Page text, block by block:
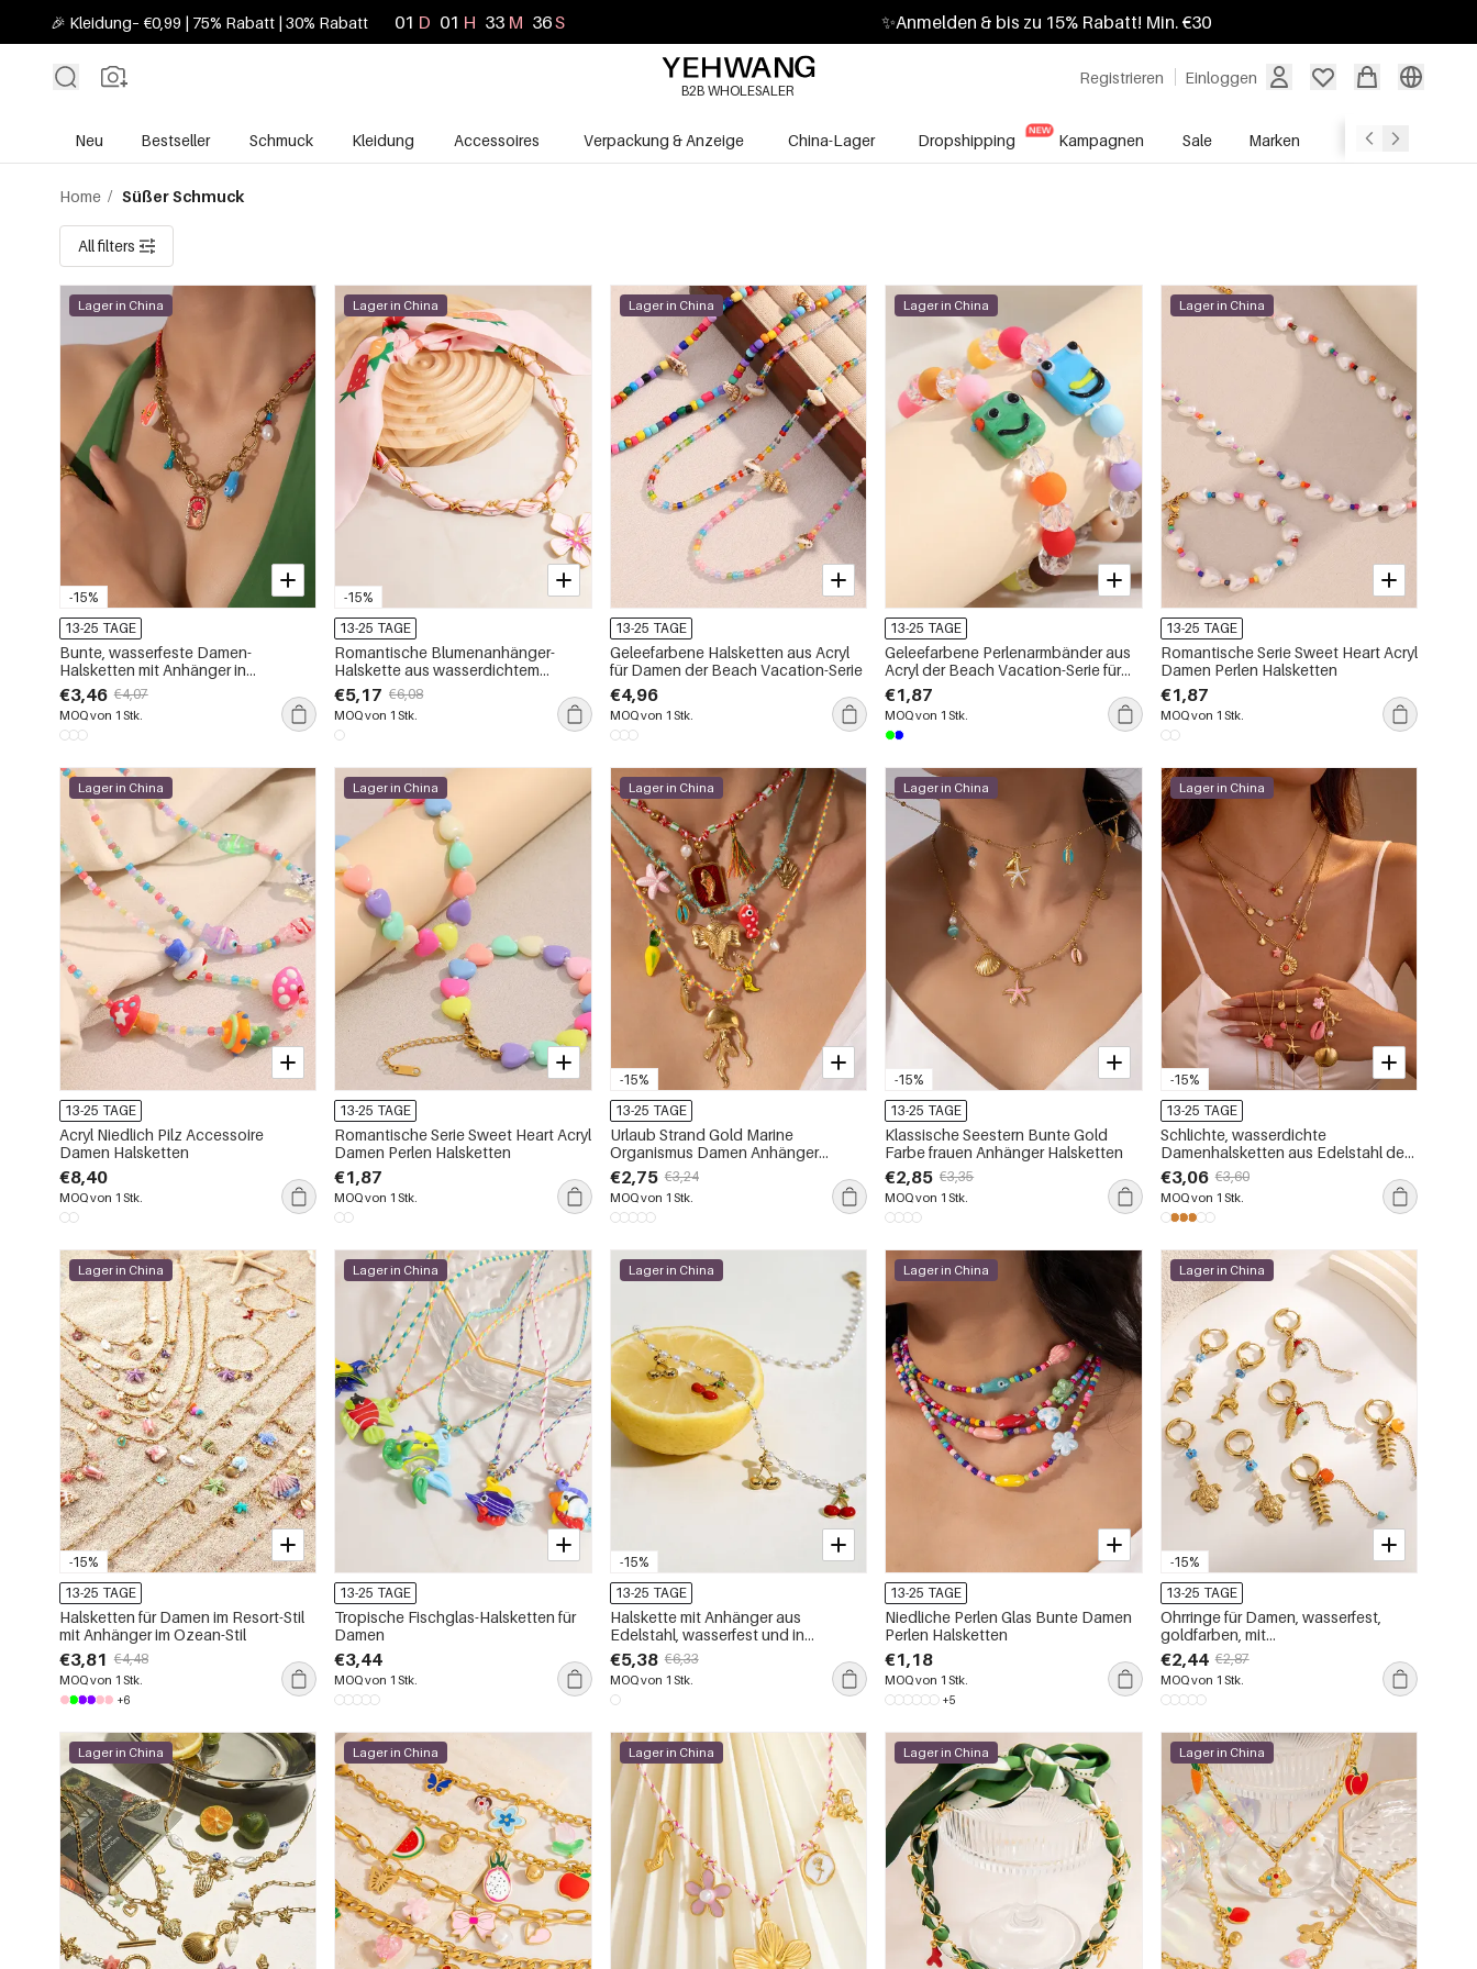
🎉 Kleidung– €0,99 | 75% Rabatt | 30% Rabatt 01 D 01 H 33 M 34S ✨Anmelden & bis zu 15% Rabatt! Min. €30
Registrieren Einloggen
B2B WHOLESALER
Neu Bestseller Schmuck Kleidung Accessoires Verpackung & Anzeige China-Lager Dropshipping Kampagnen Sale Marken
Home / Süßer Schmuck
All filters
-15%
Lager in China
13-25 TAGE
Bunte, wasserfeste Damen-
Halsketten mit Anhänger in
Muschelform aus Edelstahl mit
Ölglasur
€3,46 €4,07
MOQ von 1 Stk.
-15%
Lager in China
13-25 TAGE
Romantische Blumenanhänger-
Halskette aus wasserdichtem
Edelstahl in Goldfarbe
€5,17 €6,08
MOQ von 1 Stk.
Lager in China
13-25 TAGE
Geleefarbene Halsketten aus Acryl
für Damen der Beach Vacation-Serie
€4,96
MOQ von 1 Stk.
Lager in China
13-25 TAGE
Geleefarbene Perlenarmbänder aus
Acryl der Beach Vacation-Serie für
Damen
€1,87
MOQ von 1 Stk.
Lager in China
13-25 TAGE
Romantische Serie Sweet Heart Acryl
Damen Perlen Halsketten
€1,87
MOQ von 1 Stk.
Lager in China
13-25 TAGE
Acryl Niedlich Pilz Accessoire
Damen Halsketten
€8,40
MOQ von 1 Stk.
Lager in China
13-25 TAGE
Romantische Serie Sweet Heart Acryl
Damen Perlen Halsketten
€1,87
MOQ von 1 Stk.
-15%
Lager in China
13-25 TAGE
Urlaub Strand Gold Marine
Organismus Damen Anhänger
Halsketten
€2,75 €3,24
MOQ von 1 Stk.
-15%
Lager in China
13-25 TAGE
Klassische Seestern Bunte Gold
Farbe frauen Anhänger Halsketten
€2,85 €3,35
MOQ von 1 Stk.
-15%
Lager in China
13-25 TAGE
Schlichte, wasserdichte
Damenhalsketten aus Edelstahl der
Ocean-Serie
€3,06 €3,60
MOQ von 1 Stk.
-15%
Lager in China
13-25 TAGE
Halsketten für Damen im Resort-Stil
mit Anhänger im Ozean-Stil
€3,81 €4,48
MOQ von 1 Stk.
+6
Lager in China
13-25 TAGE
Tropische Fischglas-Halsketten für
Damen
€3,44
MOQ von 1 Stk.
-15%
Lager in China
13-25 TAGE
Halskette mit Anhänger aus
Edelstahl, wasserfest und in
Goldfarbe, mit Kirschmotiv.
€5,38 €6,33
MOQ von 1 Stk.
Lager in China
13-25 TAGE
Niedliche Perlen Glas Bunte Damen
Perlen Halsketten
€1,18
MOQ von 1 Stk.
+5
-15%
Lager in China
13-25 TAGE
Ohrringe für Damen, wasserfest,
goldfarben, mit
Meeresorganismenmotiv
€2,44 €2,87
MOQ von 1 Stk.
Lager in China Lager in China Lager in China Lager in China Lager in China